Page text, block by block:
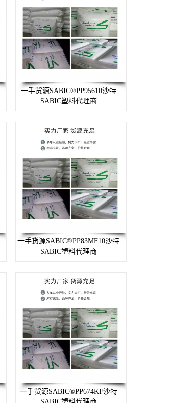
一手货源SABIC®PP95610沙特
SABIC塑料代理商
一手货源SABIC®PP83MF10沙特
SABIC塑料代理商
一手货源SABIC®PP674KF沙特